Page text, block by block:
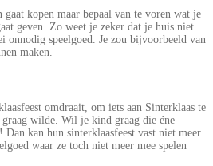
kopen maar bepaal van te voren wat je
geven. Zo weet je zeker dat je huis niet
onnodig speelgoed. Je zou bijvoorbeeld van
maken.
omdraait, om iets aan Sinterklaas te
wilde. Wil je kind graag die éne
kan hun sinterklaasfeest vast niet meer
waar ze toch niet meer mee spelen